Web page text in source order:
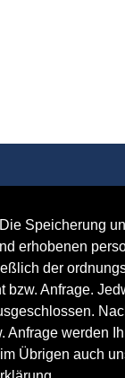
Speicherung
erhobenen
der
bzw. Anfrage.
Anfrage werden
Übrigen auch
vorbehalten.